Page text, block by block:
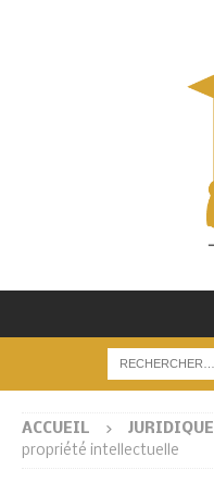
ACCUEIL JURIDIQUE
propriété intellectuelle